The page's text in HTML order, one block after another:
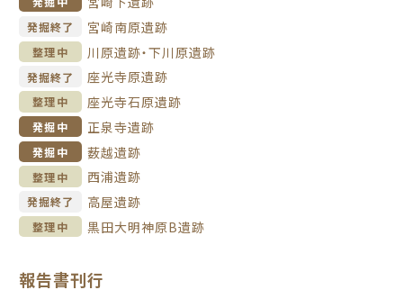
発掘終了 宮崎南原遺跡
整理中 川原遺跡・下川原遺跡
発掘終了 座光寺原遺跡
整理中 座光寺石原遺跡
発掘中 正泉寺遺跡
発掘中 薮越遺跡
整理中 西浦遺跡
発掘終了 高屋遺跡
整理中 黒田大明神原B遺跡
報告書刊行